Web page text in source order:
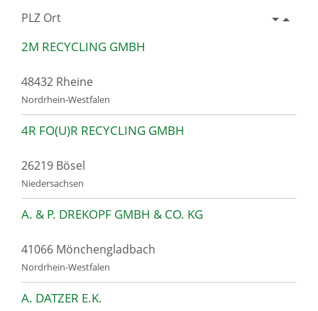
PLZ Ort
2M RECYCLING GMBH
48432 Rheine
Nordrhein-Westfalen
4R FO(U)R RECYCLING GMBH
26219 Bösel
Niedersachsen
A. & P. DREKOPF GMBH & CO. KG
41066 Mönchengladbach
Nordrhein-Westfalen
A. DATZER E.K.